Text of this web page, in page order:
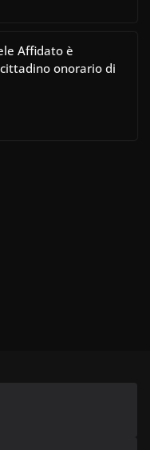
Affidato è
onorario di